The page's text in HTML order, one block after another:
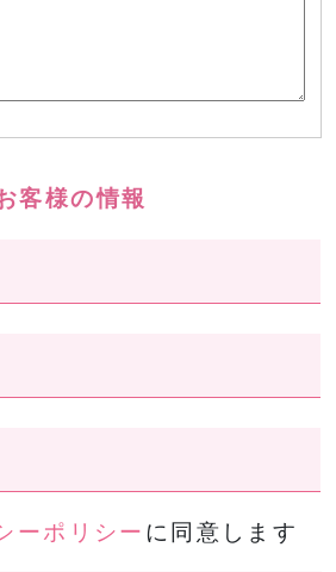
客様の情報
ーポリシー に同意します